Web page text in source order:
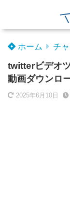
ホーム チ
twitterビデオ
動画ダウンロ
2025年6月10日